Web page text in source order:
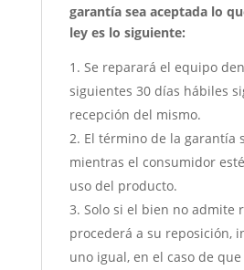
garantía sea aceptada lo
ley es lo siguiente:
Se reparará el equipo
siguientes 30 días hábiles
recepción del mismo.
El término de la garantía
mientras el consumidor
uso del producto.
Solo si el bien no admite
procederá a su reposición,
uno igual, en el caso de